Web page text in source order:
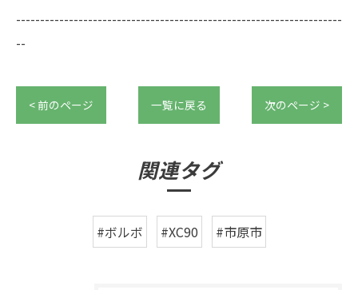
--------------------------------------------------------------------
--
< 前のページ 一覧に戻る 次のページ >
関連タグ
#ボルボ #XC90 #市原市